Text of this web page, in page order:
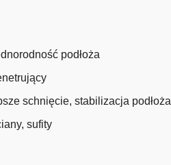
podłoża
schnięcie, stabilizacja podłoża
sufity